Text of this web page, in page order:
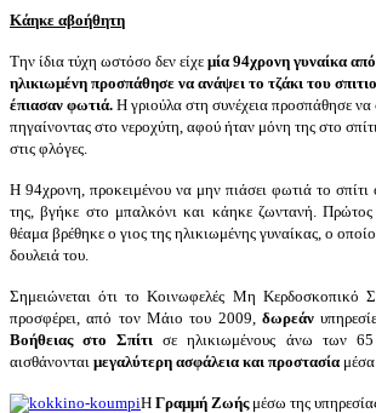
Κάηκε αβοήθητη
Την ίδια τύχη ωστόσο δεν είχε μία 94χρονη γυναίκα
ηλικιωμένη προσπάθησε να ανάψει το τζάκι του
έπιασαν φωτιά. Η γριούλα στη συνέχεια προσπάθησε
πηγαίνοντας στο νεροχύτη, αφού ήταν μόνη της στο
στις φλόγες.
Η 94χρονη, προκειμένου να μην πιάσει φωτιά το σπίτι
της, βγήκε στο μπαλκόνι και κάηκε ζωντανή.
θέαμα βρέθηκε ο γιος της ηλικιωμένης γυναίκας, ο
δουλειά του.
Σημειώνεται ότι το Κοινωφελές Μη Κερδοσκοπικό
προσφέρει, από τον Μάιο του 2009, δωρεάν
Βοήθειας στο Σπίτι σε ηλικιωμένους άνω των
αισθάνονται μεγαλύτερη ασφάλεια και προστασία μέσα
Η Γραμμή Ζωής μέσω της